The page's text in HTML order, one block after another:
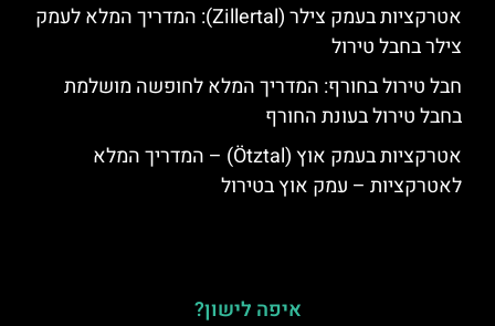
אטרקציות בעמק צילר (Zillertal): המדריך המלא לעמק
צילר בחבל טירול
חבל טירול בחורף: המדריך המלא לחופשה מושלמת
בחבל טירול בעונת החורף
אטרקציות בעמק אוץ (Ötztal) – המדריך המלא
לאטרקציות – עמק אוץ בטירול
איפה לישון?